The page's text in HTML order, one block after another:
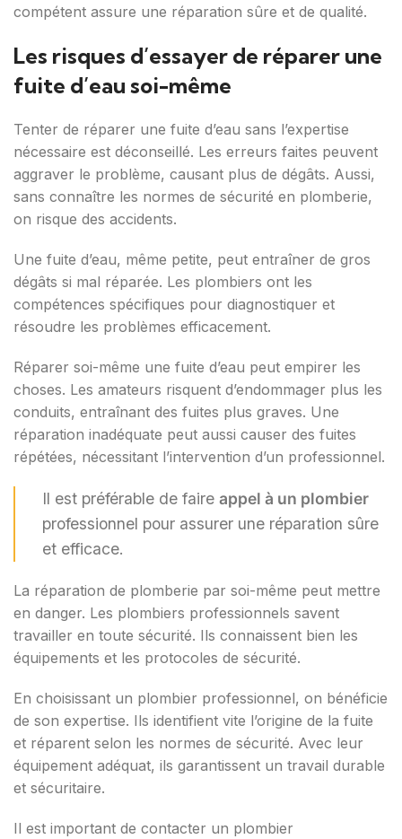
compétent assure une réparation sûre et de qualité.
Les risques d’essayer de réparer une
fuite d’eau soi-même
Tenter de réparer une fuite d’eau sans l’expertise
nécessaire est déconseillé. Les erreurs faites peuvent
aggraver le problème, causant plus de dégâts. Aussi,
sans connaître les normes de sécurité en plomberie,
on risque des accidents.
Une fuite d’eau, même petite, peut entraîner de gros
dégâts si mal réparée. Les plombiers ont les
compétences spécifiques pour diagnostiquer et
résoudre les problèmes efficacement.
Réparer soi-même une fuite d’eau peut empirer les
choses. Les amateurs risquent d’endommager plus les
conduits, entraînant des fuites plus graves. Une
réparation inadéquate peut aussi causer des fuites
répétées, nécessitant l’intervention d’un professionnel.
Il est préférable de faire appel à un plombier
professionnel pour assurer une réparation sûre
et efficace.
La réparation de plomberie par soi-même peut mettre
en danger. Les plombiers professionnels savent
travailler en toute sécurité. Ils connaissent bien les
équipements et les protocoles de sécurité.
En choisissant un plombier professionnel, on bénéficie
de son expertise. Ils identifient vite l’origine de la fuite
et réparent selon les normes de sécurité. Avec leur
équipement adéquat, ils garantissent un travail durable
et sécuritaire.
Il est important de contacter un plombier